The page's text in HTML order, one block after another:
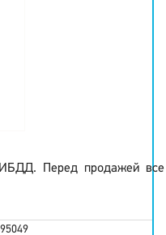
Перед продажей все